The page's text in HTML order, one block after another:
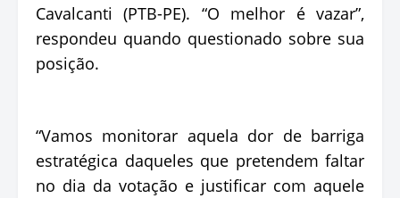
Cavalcanti (PTB-PE). “O melhor é vazar”,
respondeu quando questionado sobre sua
posição.
“Vamos monitorar aquela dor de barriga
estratégica daqueles que pretendem faltar
no dia da votação e justificar com aquele